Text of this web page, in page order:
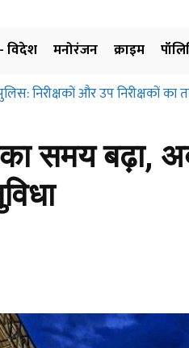
विदेश मनोरंजन क्राइम
निरीक्षकों और उप निरीक्षकों
का समय